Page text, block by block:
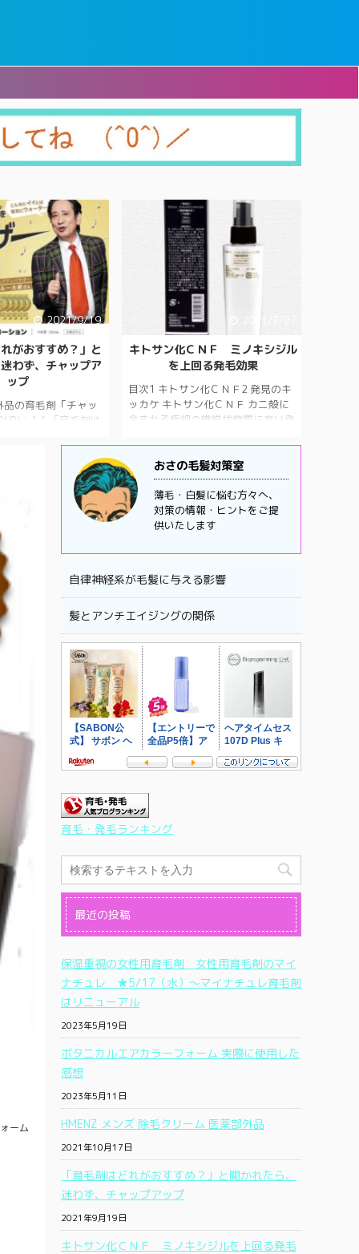
2021/9/19
がおすすめ？」と
わず、チャップア
ップ
の育毛剤「チャッ
」1.1 「育毛剤は
すすめしたいのが、
1.2 電話やメールで
底していて、認定毛
頭髪の相談ができる
テレビ）にも話題の
いう調査結果1.4
証が付いている1.5
ローション成分表
成分表1.7 シャン
部外品の育毛剤「チ
...
キトサン化ＣＮＦ ミノキシジル
を上回る発毛効果
目次1 キトサン化ＣＮＦ2 発見のキ
ッカケ キトサン化ＣＮＦ カニ殻に
含まれる極細の繊維状物質に高い発
研究で分かりました。マウスの背中
やヒトの毛根にある毛乳頭細胞を使
った実験では医薬品成分「ミノキシ
ジル」よりも効果がありました。カ
ニ殻を分解して得られるキチンナノ
ファイバー（ＣＮＦ）の性質を改変
マウスの背中に塗り、他のさまざま
な素材と発毛効果を比較したとこ
ろ、毛の長さ、毛の面積率、成長期
の毛根数で、キトサン化ＣＮＦが発
毛剤リアップ（大正製薬）の ...
ーム
おさの毛髪対策室
薄毛・白髪に悩む方々へ、
対策の情報・ヒントをご提
供いたします
自律神経系が毛髪に与える影響
髪とアンチエイジングの関係
育毛・発毛ランキング
最近の投稿
保湿重視の女性用育毛剤 女性用育毛剤のマイ
ナチュレ ★5/17（水）〜マイナチュレ育毛剤
はリニューアル
2023年5月19日
ボタニカルエアカラーフォーム 実際に使用した
感想
2023年5月11日
HMENZ メンズ 除毛クリーム 医薬部外品
2021年10月17日
「育毛剤はどれがおすすめ？」と聞かれたら、
迷わず、チャップアップ
2021年9月19日
キトサン化ＣＮＦ ミノキシジルを上回る発毛